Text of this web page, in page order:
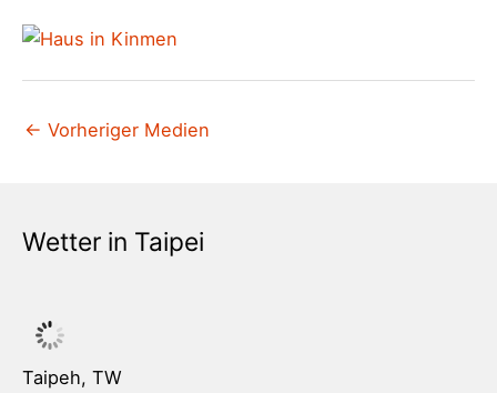
← Vorheriger Medien
Wetter in Taipei
Taipeh, TW